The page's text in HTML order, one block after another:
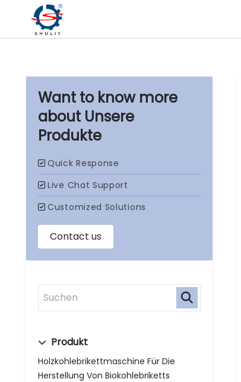
Unsere
Produkte
Produkt
Holzkohlebrikettmaschine Für Die
Herstellung Von Biokohlebriketts